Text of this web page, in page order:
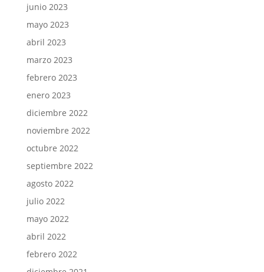
junio 2023
mayo 2023
abril 2023
marzo 2023
febrero 2023
enero 2023
diciembre 2022
noviembre 2022
octubre 2022
septiembre 2022
agosto 2022
julio 2022
mayo 2022
abril 2022
febrero 2022